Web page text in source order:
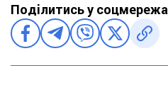
Поділитись у